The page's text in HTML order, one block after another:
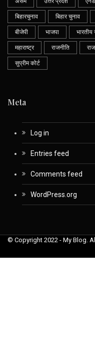
बिहारचुनाव बिहार चुनाव
बीजेपी भाजपा भारतीय
महाराष्ट्र राजनीति
सुप्रीम कोर्ट
Meta
Log in
Entries feed
Comments feed
WordPress.org
© Copyright 2022 - My Blog.